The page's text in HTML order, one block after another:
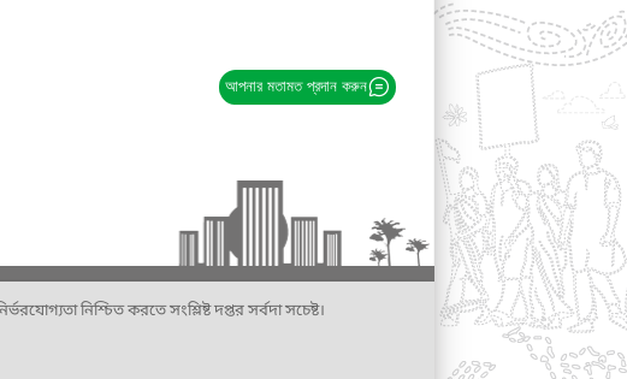
আপনার মতামত প্রদান করুন
নিশ্চিত করতে সংশ্লিষ্ট দপ্তর সর্বদা সচেষ্ট।